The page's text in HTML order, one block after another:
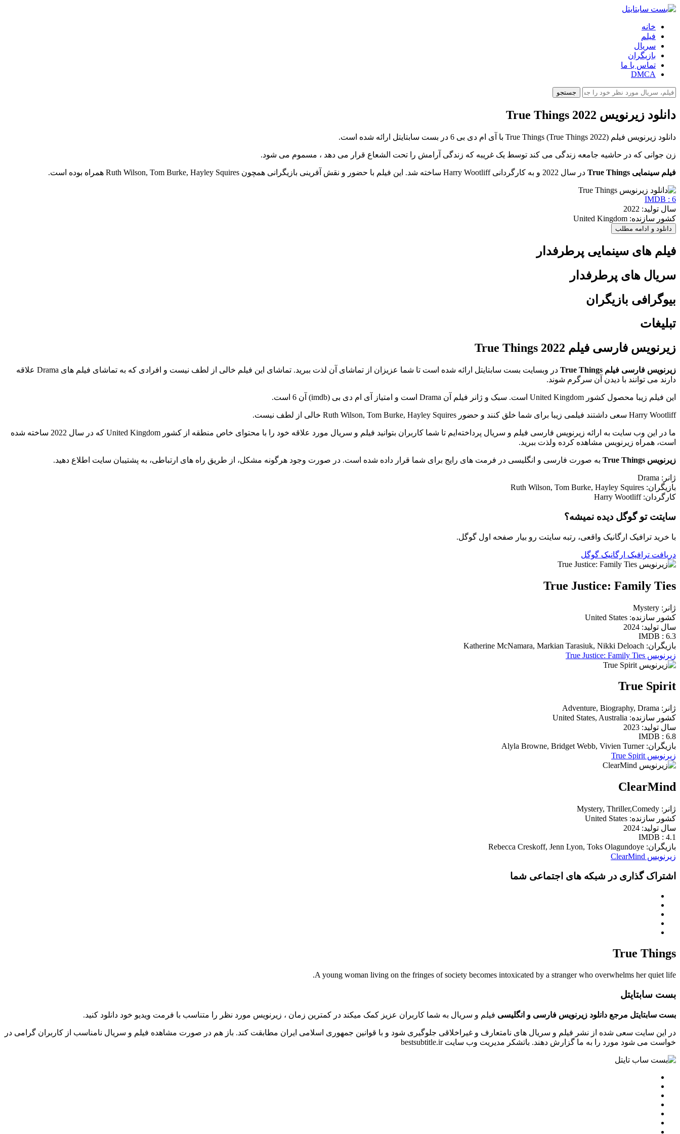
خانه
فیلم
سریال
بازیگران
تماس با ما
DMCA
جستجو
دانلود زیرنویس True Things 2022
دانلود زیرنویس فیلم True Things (True Things 2022) با آی ام دی بی 6 در بست سابتایتل ارائه شده است.
زن جوانی که در حاشیه جامعه زندگی می کند توسط یک غریبه که زندگی آرامش را تحت الشعاع قرار می دهد ، مسموم می شود.
فیلم سینمایی True Things در سال 2022 و به کارگردانی Harry Wootliff ساخته شد. این فیلم با حضور و نقش آفرینی بازیگرانی همچون Ruth Wilson, Tom Burke, Hayley Squires همراه بوده است.
IMDB : 6
سال تولید: 2022
کشور سازنده: United Kingdom
دانلود و ادامه مطلب
فیلم های سینمایی پرطرفدار
سریال های پرطرفدار
بیوگرافی بازیگران
تبلیغات
زیرنویس فارسی فیلم True Things 2022
زیرنویس فارسی فیلم True Things
در وبسایت بست سابتایتل ارائه شده است تا شما عزیزان از تماشای آن لذت ببرید. تماشای این فیلم خالی از لطف نیست و افرادی که به تماشای فیلم های Drama علاقه
دارند می توانند با دیدن آن سرگرم شوند.
این فیلم زیبا محصول کشور United Kingdom است. سبک و ژانر فیلم آن Drama است و امتیاز آی ام دی بی (imdb) آن 6 است.
Harry Wootliff سعی داشتند فیلمی زیبا برای شما خلق کنند و حضور Ruth Wilson, Tom Burke, Hayley Squires خالی از لطف نیست.
ما در این وب سایت به ارائه زیرنویس فارسی فیلم و سریال پرداخته‌ایم تا شما کاربران بتوانید فیلم و سریال مورد علاقه خود را با محتوای خاص منطقه از کشور United Kingdom که در سال 2022 ساخته شده
است، همراه زیرنویس مشاهده کرده ولذت ببرید.
زیرنویس True Things به صورت فارسی و انگلیسی در فرمت های رایج برای شما قرار داده شده است. در صورت وجود هرگونه مشکل، از طریق راه های ارتباطی، به پشتیبان سایت اطلاع دهید.
ژانر: Drama
بازیگران: Ruth Wilson, Tom Burke, Hayley Squires
کارگردان: Harry Wootliff
سایتت تو گوگل دیده نمیشه؟
با خرید ترافیک ارگانیک واقعی، رتبه سایتت رو بیار صفحه اول گوگل.
دریافت ترافیک ارگانیک گوگل
True Justice: Family Ties
ژانر: Mystery
کشور سازنده: United States
سال تولید: 2024
IMDB : 6.3
بازیگران: Katherine McNamara, Markian Tarasiuk, Nikki Deloach
زیرنویس True Justice: Family Ties
True Spirit
ژانر: Adventure, Biography, Drama
کشور سازنده: United States, Australia
سال تولید: 2023
IMDB : 6.8
بازیگران: Alyla Browne, Bridget Webb, Vivien Turner
زیرنویس True Spirit
ClearMind
ژانر: Mystery, Thriller,Comedy
کشور سازنده: United States
سال تولید: 2024
IMDB : 4.1
بازیگران: Rebecca Creskoff, Jenn Lyon, Toks Olagundoye
زیرنویس ClearMind
اشتراک گذاری در شبکه های اجتماعی شما
True Things
A young woman living on the fringes of society becomes intoxicated by a stranger who overwhelms her quiet life.
بست سابتایتل
بست سابتایتل مرجع دانلود زیرنویس فارسی و انگلیسی فیلم و سریال به شما کاربران عزیز کمک میکند در کمترین زمان ، زیرنویس مورد نظر را متناسب با فرمت ویدیو خود دانلود کنید.
در این سایت سعی شده از نشر فیلم و سریال های نامتعارف و غیراخلاقی جلوگیری شود و با قوانین جمهوری اسلامی ایران مطابقت کند. باز هم در صورت مشاهده فیلم و سریال نامناسب از کاربران گرامی در
خواست می شود مورد را به ما گزارش دهند. باتشکر مدیریت وب سایت bestsubtitle.ir